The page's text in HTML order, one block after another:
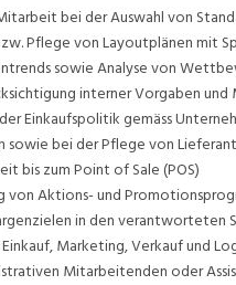
bei der Auswahl von
Pflege von Layoutplänen mit
sowie Analyse von
interner Vorgaben und
Einkaufspolitik gemäss
bei der Pflege von
bis zum Point of Sale (POS)
von Aktions- und
in den verantworteten
Marketing, Verkauf und
Mitarbeitenden oder